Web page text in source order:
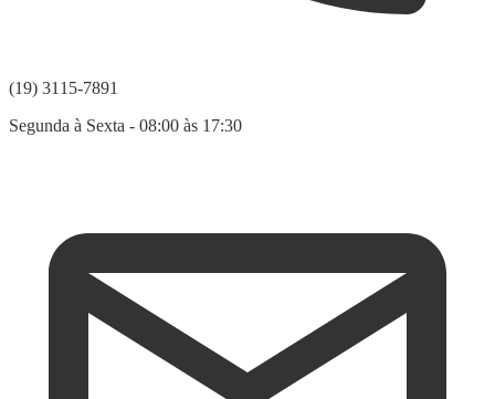
(19) 3115-7891
Segunda à Sexta - 08:00 às 17:30